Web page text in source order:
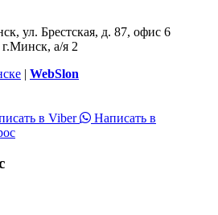
целая система,
обслуживание
отопление,
уборку;
микроклимата;
ул. Брестская, д. 87, офис 6
а/я 2
| WebSlon
в Viber
Написать в